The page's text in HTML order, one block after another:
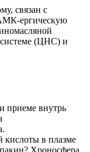
связан с
ергическую
(ЦНС) и
приеме внутрь
кислоты в плазме
Хроносфера